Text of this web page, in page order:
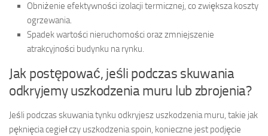
Obniżenie efektywności izolacji termicznej, co zwiększa koszty
ogrzewania.
Spadek wartości nieruchomości oraz zmniejszenie
atrakcyjności budynku na rynku.
Jak postępować, jeśli podczas skuwania
odkryjemy uszkodzenia muru lub zbrojenia?
Jeśli podczas skuwania tynku odkryjesz uszkodzenia muru, takie jak
pęknięcia cegieł czy uszkodzenia spoin, konieczne jest podjęcie